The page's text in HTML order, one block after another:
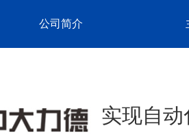
公司简介
实现自